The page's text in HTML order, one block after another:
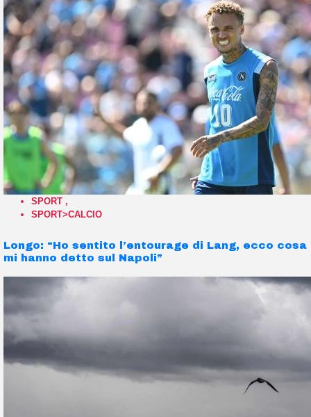
SPORT ,
SPORT>CALCIO
Longo: “Ho sentito l’entourage di Lang, ecco cosa
mi hanno detto sul Napoli”